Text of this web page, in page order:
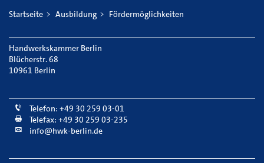
Startseite Ausbildung Fördermöglichkeiten
Handwerkskammer Berlin
Blücherstr. 68
10961 Berlin
Telefon: +49 30 259 03-01
Telefax: +49 30 259 03-235
info@hwk-berlin.de